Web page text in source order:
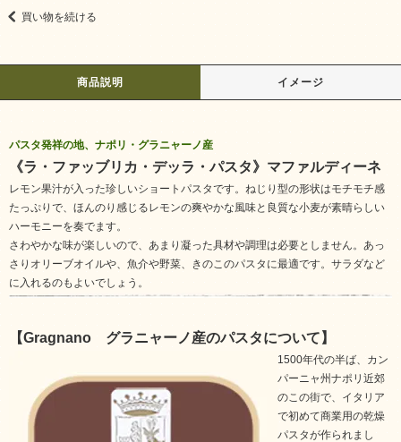
買い物を続ける
商品説明 イメージ
パスタ発祥の地、ナポリ・グラニャーノ産
《ラ・ファッブリカ・デッラ・パスタ》マファルディーネ
レモン果汁が入った珍しいショートパスタです。ねじり型の形状はモチモチ感
たっぷりで、ほんのり感じるレモンの爽やかな風味と良質な小麦が素晴らしい
ハーモニーを奏でます。
さわやかな味が楽しいので、あまり凝った具材や調理は必要としません。あっ
さりオリーブオイルや、魚介や野菜、きのこのパスタに最適です。サラダなど
に入れるのもよいでしょう。
【Gragnano グラニャーノ産のパスタについて】
1500年代の半ば、カン
パーニャ州ナポリ近郊
のこの街で、イタリア
で初めて商業用の乾燥
パスタが作られまし